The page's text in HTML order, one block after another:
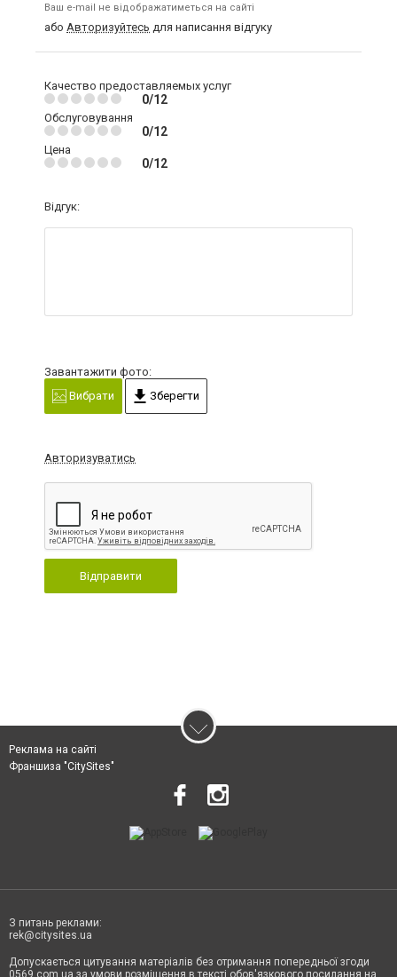
Ваш e-mail не відображатиметься на сайті
або Авторизуйтесь для написання відгуку
Качество предоставляемых услуг
0/12
Обслуговування
0/12
Цена
0/12
Відгук:
Завантажити фото:
Вибрати
Зберегти
Авторизуватись
Відправити
Реклама на сайті
Франшиза "CitySites"
З питань реклами:
rek@citysites.ua
Допускається цитування матеріалів без отримання попередньої згоди
0569.com.ua за умови розміщення в тексті обов'язкового посилання на